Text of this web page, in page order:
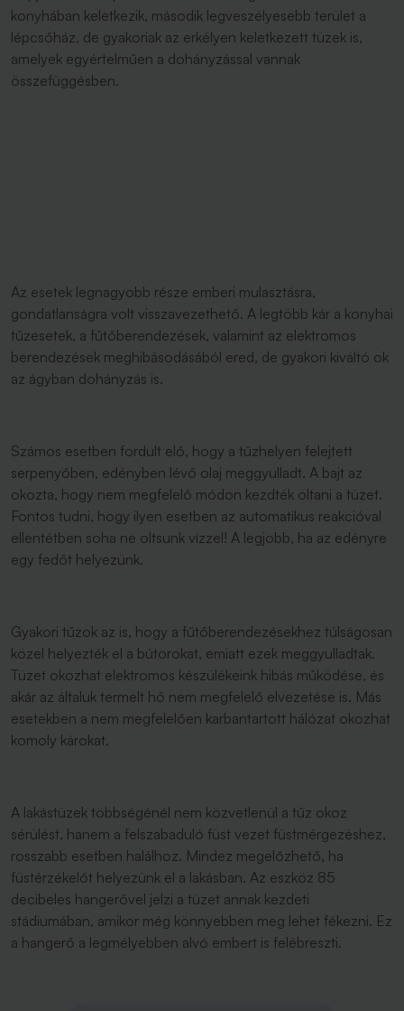
konyhában keletkezik, második legveszélyesebb terület a
lépcsőház, de gyakoriak az erkélyen keletkezett tüzek is,
amelyek egyértelműen a dohányzással vannak
összefüggésben.
Az esetek legnagyobb része emberi mulasztásra,
gondatlanságra volt visszavezethető. A legtöbb kár a konyhai
tűzesetek, a fűtőberendezések, valamint az elektromos
berendezések meghibásodásából ered, de gyakori kiváltó ok
az ágyban dohányzás is.
Számos esetben fordult elő, hogy a tűzhelyen felejtett
serpenyőben, edényben lévő olaj meggyulladt. A bajt az
okozta, hogy nem megfelelő módon kezdték oltani a tüzet.
Fontos tudni, hogy ilyen esetben az automatikus reakcióval
ellentétben soha ne oltsunk vízzel! A legjobb, ha az edényre
egy fedőt helyezünk.
Gyakori tűzok az is, hogy a fűtőberendezésekhez túlságosan
közel helyezték el a bútorokat, emiatt ezek meggyulladtak.
Tüzet okozhat elektromos készülékeink hibás működése, és
akár az általuk termelt hő nem megfelelő elvezetése is. Más
esetekben a nem megfelelően karbantartott hálózat okozhat
komoly károkat.
A lakástüzek többségénél nem közvetlenül a tűz okoz
sérülést, hanem a felszabaduló füst vezet füstmérgezéshez,
rosszabb esetben halálhoz. Mindez megelőzhető, ha
füstérzékelőt helyezünk el a lakásban. Az eszköz 85
decibeles hangerővel jelzi a tüzet annak kezdeti
stádiumában, amikor még könnyebben meg lehet fékezni. Ez
a hangerő a legmélyebben alvó embert is felébreszti.